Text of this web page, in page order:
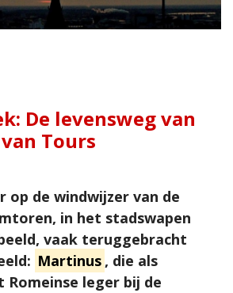
De levensweg van
van Tours
op de windwijzer van de
in het stadswapen
vaak teruggebracht
Martinus , die als
Romeinse leger bij de